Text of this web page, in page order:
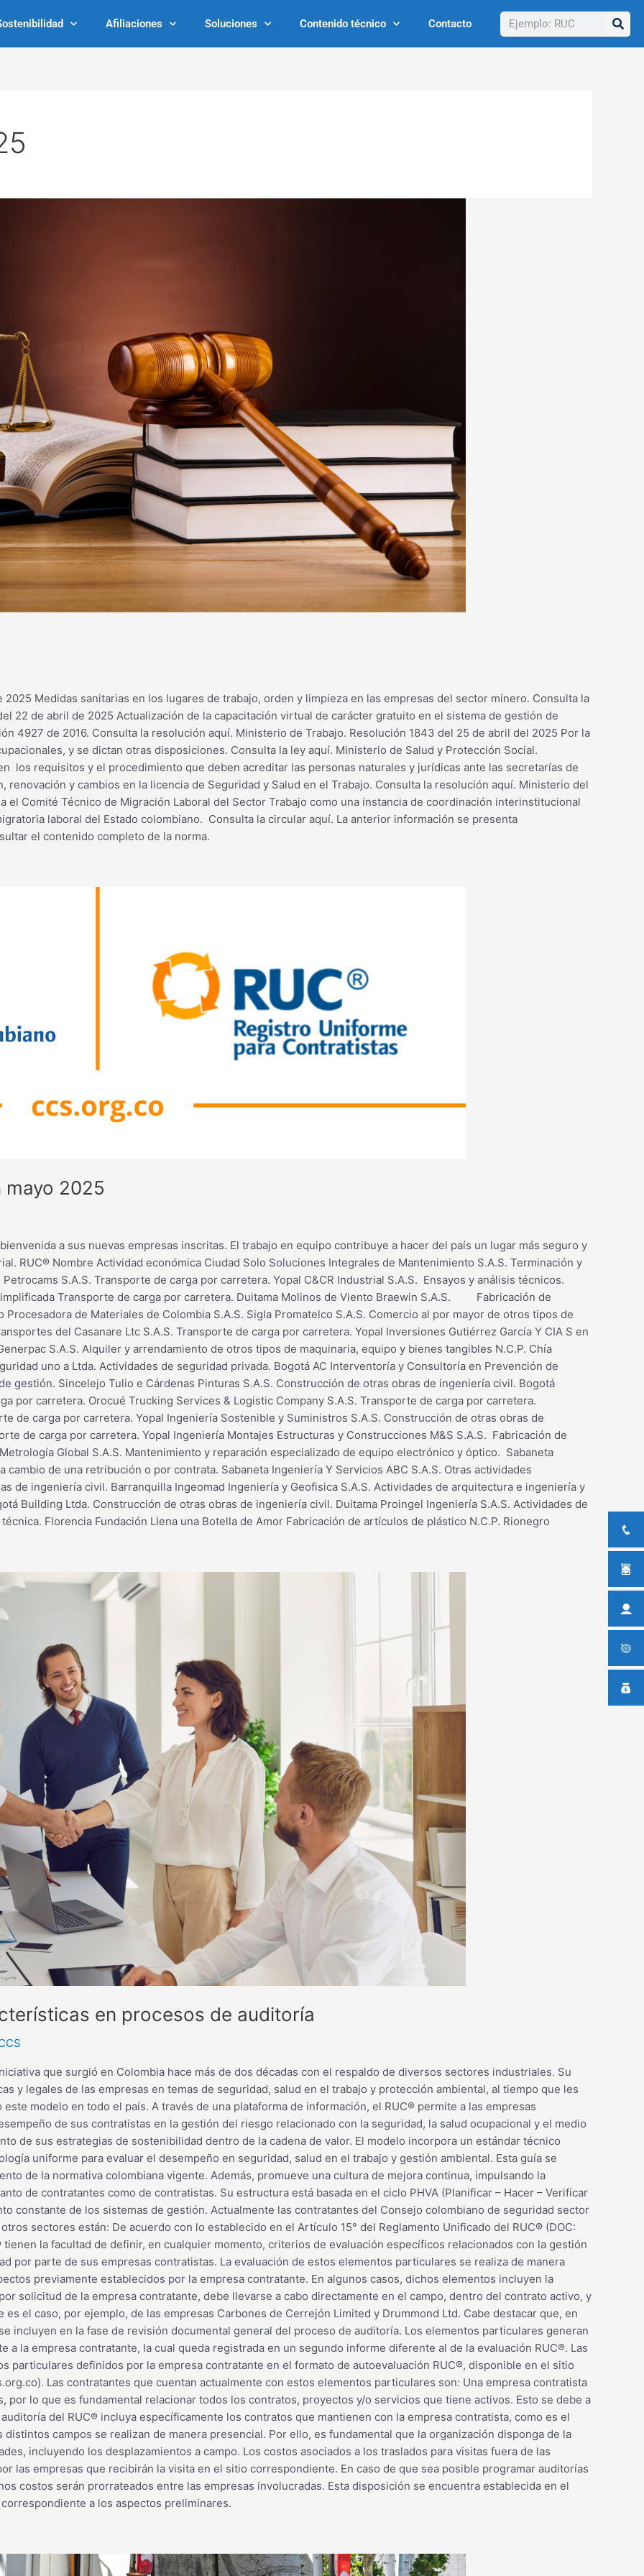
Afiliaciones Soluciones Contenido técnico Contacto Buscar
Medidas sanitarias en los lugares de trabajo, orden y limpieza en las empresas del sector minero. Consulta la
22 de abril de 2025 Actualización de la capacitación virtual de carácter gratuito en el sistema de gestión de
4927 de 2016. Consulta la resolución aquí. Ministerio de Trabajo. Resolución 1843 del 25 de abril del 2025 Por la
y se dictan otras disposiciones. Consulta la ley aquí. Ministerio de Salud y Protección Social.
los requisitos y el procedimiento que deben acreditar las personas naturales y jurídicas ante las secretarías de
y cambios en la licencia de Seguridad y Salud en el Trabajo. Consulta la resolución aquí. Ministerio del
el Comité Técnico de Migración Laboral del Sector Trabajo como una instancia de coordinación interinstitucional
laboral del Estado colombiano. Consulta la circular aquí. La anterior información se presenta
el contenido completo de la norma.
mayo 2025
a sus nuevas empresas inscritas. El trabajo en equipo contribuye a hacer del país un lugar más seguro y
RUC® Nombre Actividad económica Ciudad Solo Soluciones Integrales de Mantenimiento S.A.S. Terminación y
S.A.S. Transporte de carga por carretera. Yopal C&CR Industrial S.A.S. Ensayos y análisis técnicos.
Transporte de carga por carretera. Duitama Molinos de Viento Braewin S.A.S. Fabricación de
de Materiales de Colombia S.A.S. Sigla Promatelco S.A.S. Comercio al por mayor de otros tipos de
del Casanare Ltc S.A.S. Transporte de carga por carretera. Yopal Inversiones Gutiérrez García Y CIA S en
S.A.S. Alquiler y arrendamiento de otros tipos de maquinaria, equipo y bienes tangibles N.C.P. Chía
uno a Ltda. Actividades de seguridad privada. Bogotá AC Interventoría y Consultoría en Prevención de
gestión. Sincelejo Tulio e Cárdenas Pinturas S.A.S. Construcción de otras obras de ingeniería civil. Bogotá
por carretera. Orocué Trucking Services & Logistic Company S.A.S. Transporte de carga por carretera.
de carga por carretera. Yopal Ingeniería Sostenible y Suministros S.A.S. Construcción de otras obras de
de carga por carretera. Yopal Ingeniería Montajes Estructuras y Construcciones M&S S.A.S. Fabricación de
Global S.A.S. Mantenimiento y reparación especializado de equipo electrónico y óptico. Sabaneta
cambio de una retribución o por contrata. Sabaneta Ingeniería Y Servicios ABC S.A.S. Otras actividades
de ingeniería civil. Barranquilla Ingeomad Ingeniería y Geofisica S.A.S. Actividades de arquitectura e ingeniería y
Building Ltda. Construcción de otras obras de ingeniería civil. Duitama Proingel Ingeniería S.A.S. Actividades de
Florencia Fundación Llena una Botella de Amor Fabricación de artículos de plástico N.C.P. Rionegro
en procesos de auditoría
que surgió en Colombia hace más de dos décadas con el respaldo de diversos sectores industriales. Su
y legales de las empresas en temas de seguridad, salud en el trabajo y protección ambiental, al tiempo que les
modelo en todo el país. A través de una plataforma de información, el RUC® permite a las empresas
de sus contratistas en la gestión del riesgo relacionado con la seguridad, la salud ocupacional y el medio
de sus estrategias de sostenibilidad dentro de la cadena de valor. El modelo incorpora un estándar técnico
uniforme para evaluar el desempeño en seguridad, salud en el trabajo y gestión ambiental. Esta guía se
de la normativa colombiana vigente. Además, promueve una cultura de mejora continua, impulsando la
de contratantes como de contratistas. Su estructura está basada en el ciclo PHVA (Planificar – Hacer – Verificar
constante de los sistemas de gestión. Actualmente las contratantes del Consejo colombiano de seguridad sector
sectores están: De acuerdo con lo establecido en el Artículo 15° del Reglamento Unificado del RUC® (DOC:
tienen la facultad de definir, en cualquier momento, criterios de evaluación específicos relacionados con la gestión
por parte de sus empresas contratistas. La evaluación de estos elementos particulares se realiza de manera
previamente establecidos por la empresa contratante. En algunos casos, dichos elementos incluyen la
solicitud de la empresa contratante, debe llevarse a cabo directamente en el campo, dentro del contrato activo, y
el caso, por ejemplo, de las empresas Carbones de Cerrejón Limited y Drummond Ltd. Cabe destacar que, en
incluyen en la fase de revisión documental general del proceso de auditoría. Los elementos particulares generan
la empresa contratante, la cual queda registrada en un segundo informe diferente al de la evaluación RUC®. Las
particulares definidos por la empresa contratante en el formato de autoevaluación RUC®, disponible en el sitio
Las contratantes que cuentan actualmente con estos elementos particulares son: Una empresa contratista
por lo que es fundamental relacionar todos los contratos, proyectos y/o servicios que tiene activos. Esto se debe a
del RUC® incluya específicamente los contratos que mantienen con la empresa contratista, como es el
campos se realizan de manera presencial. Por ello, es fundamental que la organización disponga de la
incluyendo los desplazamientos a campo. Los costos asociados a los traslados para visitas fuera de las
las empresas que recibirán la visita en el sitio correspondiente. En caso de que sea posible programar auditorías
costos serán prorrateados entre las empresas involucradas. Esta disposición se encuentra establecida en el
a los aspectos preliminares.